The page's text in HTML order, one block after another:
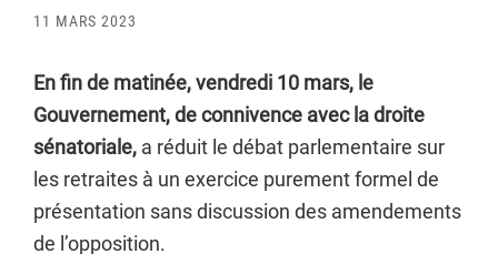
11 MARS 2023
En fin de matinée, vendredi 10 mars, le
Gouvernement, de connivence avec la droite
sénatoriale, a réduit le débat parlementaire sur
les retraites à un exercice purement formel de
présentation sans discussion des amendements
de l’opposition.